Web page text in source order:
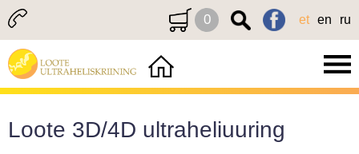
0 et en ru
Loote 3D/4D ultraheliuuring